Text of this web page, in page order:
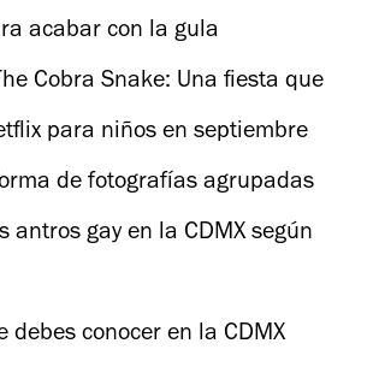
acabar con la gula
Cobra Snake: Una fiesta que
roles de género
para niños en septiembre
de fotografías agrupadas
antros gay en la CDMX según
2018
debes conocer en la CDMX